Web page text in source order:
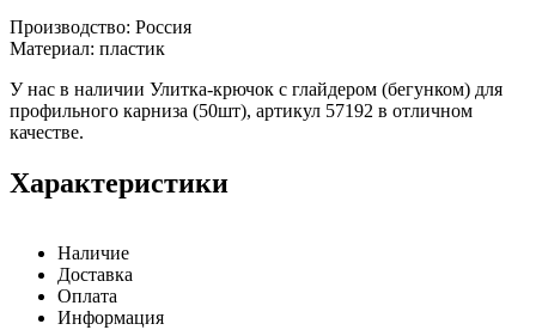
Производство: Россия
Материал: пластик
У нас в наличии Улитка-крючок с глайдером (бегунком) для
профильного карниза (50шт), артикул 57192 в отличном
качестве.
Характеристики
Наличие
Доставка
Оплата
Информация